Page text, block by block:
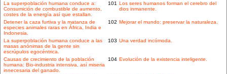
La superpoblación humana conduce a:
Consumición de combustible de aumento,
costes de la energía así que estallan.
101 Los seres humanos forman el cerebro del
dios inmanente.
Detener la caza furtiva y la matanza de
especies animales raras en África, India e
Indonesia.
102 Mejorar el mundo: preservar la naturaleza.
La superpoblación humana conduce a las
masas anónimas de la gente sin
escrúpulos egocéntrica.
103 Una verdad incómoda.
Causas de crecimiento de la población
humana: Bio-industria intensiva, así miseria
innecesaria del ganado.
104 Evolución de la existencia inteligente.